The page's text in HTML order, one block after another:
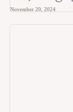
November 20, 2024